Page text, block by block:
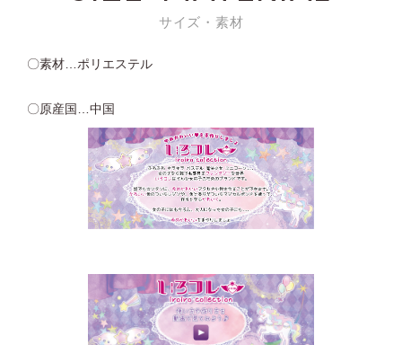
サイズ・素材
〇素材…ポリエステル
〇原産国…中国